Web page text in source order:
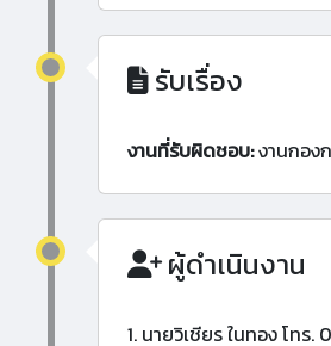
รับเรื่อง
งานที่รับผิดชอบ:งานกอง
ผู้ดำเนินงาน
1. นายวิเชียร ในทอง โทร.